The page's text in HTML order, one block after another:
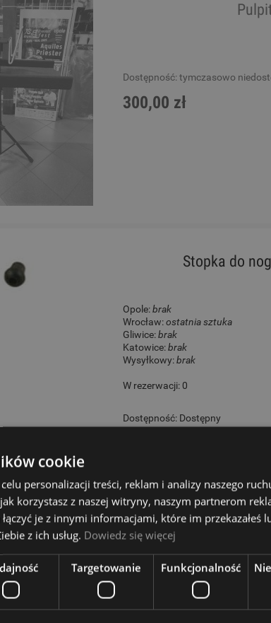
Dostępność: tymczasowo
300,00 zł
Stopka do
Opole:brak
Wrocław:ostatnia sztuka
Gliwice:brak
Katowice:brak
Wysyłkowy:brak
W rezerwacji: 0
Dostępność: Dostępny
Opole:
brak
ostatnia sztuka
Katowice:brak
cookie
personalizacji treści, reklam i analizy naszego
korzystasz z naszej witryny, naszym partnerom
je z innymi informacjami, które im przekazałeś
z ich usług. Dowiedz się więcej
Targetowanie Funkcjonalność